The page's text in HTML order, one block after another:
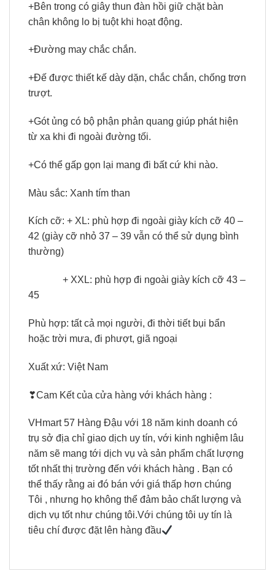
+Bên trong có giây thun đàn hồi giữ chặt bàn
chân không lo bị tuột khi hoạt động.
+Đường may chắc chắn.
+Đế được thiết kế dày dặn, chắc chắn, chống trơn
trượt.
+Gót ủng có bộ phận phản quang giúp phát hiện
từ xa khi đi ngoài đường tối.
+Có thể gấp gọn lại mang đi bất cứ khi nào.
Màu sắc: Xanh tím than
Kích cỡ: + XL: phù hợp đi ngoài giày kích cỡ 40 –
42 (giày cỡ nhỏ 37 – 39 vẫn có thể sử dụng bình
thường)
+ XXL: phù hợp đi ngoài giày kích cỡ 43 –
45
Phù hợp: tất cả mọi người, đi thời tiết bụi bẩn
hoặc trời mưa, đi phượt, giã ngoại
Xuất xứ: Việt Nam
❣Cam Kết của cửa hàng với khách hàng :
VHmart 57 Hàng Đậu với 18 năm kinh doanh có
trụ sở địa chỉ giao dịch uy tín, với kinh nghiệm lâu
năm sẽ mang tới dịch vụ và sản phẩm chất lượng
tốt nhất thị trường đến với khách hàng . Bạn có
thể thấy rằng ai đó bán với giá thấp hơn chúng
Tôi , nhưng họ không thể đảm bảo chất lượng và
dịch vụ tốt như chúng tôi.Với chúng tôi uy tín là
tiêu chí được đặt lên hàng đầu